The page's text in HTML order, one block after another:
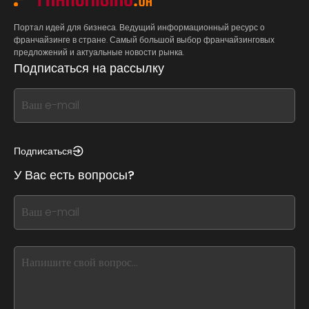
Портал идей для бизнеса. Ведущий информационный ресурс о
франчайзинге в стране. Самый большой выбор франчайзинговых
предложений и актуальные новости рынка.
Подписаться на рассылку
If
you
this,
this
form
field
blank
Подписаться
У Вас есть вопросы?
If
you